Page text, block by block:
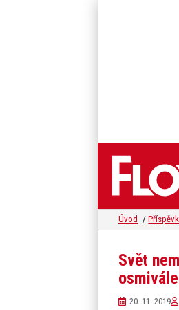
Úvod
Svět
20. 11. 2019